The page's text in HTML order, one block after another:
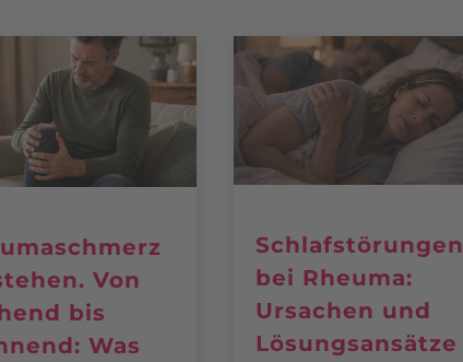
Von
bis
Was
Schlafstörungen
bei Rheuma:
Ursachen und
Lösungsansätze